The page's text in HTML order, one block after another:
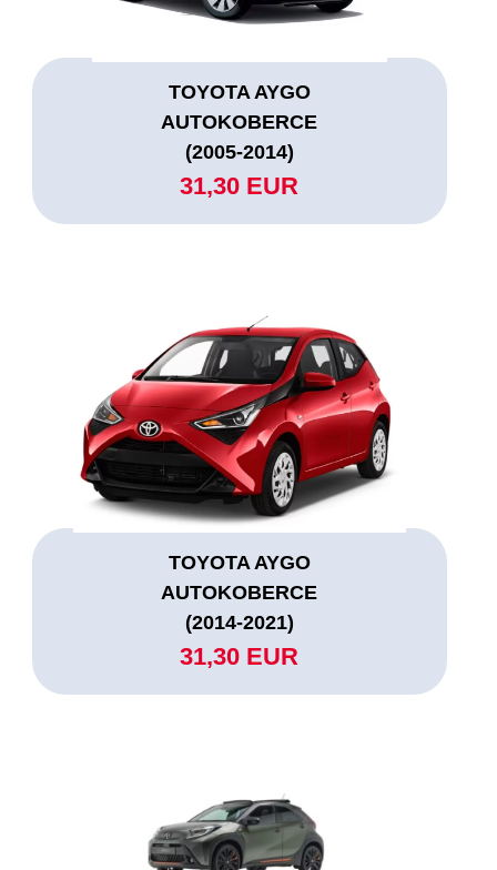
TOYOTA AYGO
AUTOKOBERCE
(2005-2014)
31,30 EUR
TOYOTA AYGO
AUTOKOBERCE
(2014-2021)
31,30 EUR